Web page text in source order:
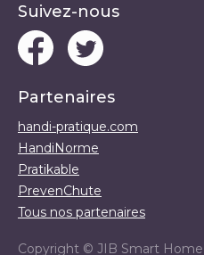
Suivez-nous
Partenaires
handi-pratique.com
HandiNorme
Pratikable
PrevenChute
Tous nos partenaires
Copyright © JIB Smart Home